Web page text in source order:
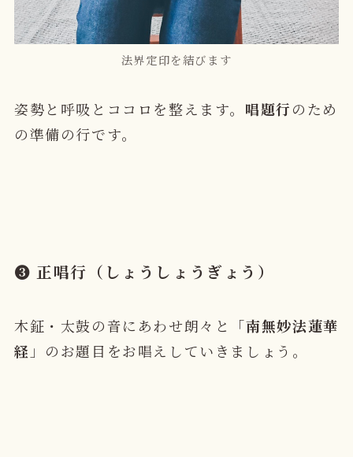
法界定印を結びます
姿勢と呼吸とココロを整えます。 唱題行のため
の準備の行です。
➌ 正唱行（しょうしょうぎょう）
木鉦・太鼓の音にあわせ朗々と「南無妙法蓮華
経 」のお題目をお唱えしていきましょう。